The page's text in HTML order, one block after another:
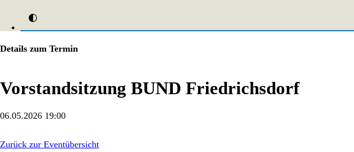
Details zum Termin
Vorstandsitzung BUND Friedrichsdorf
06.05.2026 19:00
Zurück zur Eventübersicht